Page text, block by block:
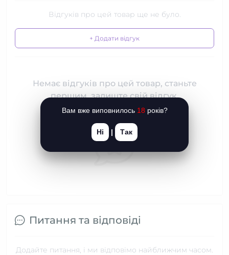
Відгуків про цей товар ще не було.
+ Додати відгук
Немає відгуків про цей товар, станьте
першим, залиште свій відгук.
Питання та відповіді
Додайте питання, і ми відповімо найближчим часом.
Вам вже виповнилось 18 років?
Ні | Так